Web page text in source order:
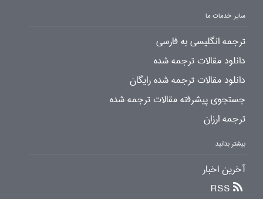
سایر خدمات ما
ترجمه انگلیسی به فارسی
دانلود مقالات ترجمه شده
دانلود مقالات ترجمه شده رایگان
جستجوی پیشرفته مقالات ترجمه شده
ترجمه ارزان
بیشتر بدانید
آخرین اخبار
RSS